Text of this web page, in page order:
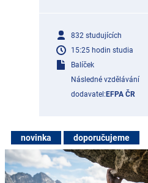
novinka doporučujeme
832 studujících
15:25 hodin studia
Balíček
Následné vzdělávání
dodavatel: EFPA ČR